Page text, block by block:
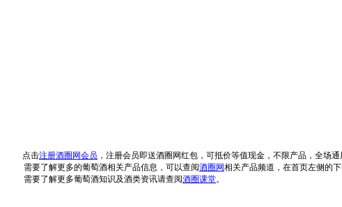
点击注册酒圈网会员 ，注册会员即送酒圈网红包，可抵价等值现金，不限产品，全场通
需要了解更多的葡萄酒相关产品信息，可以查阅酒圈网相关产品频道，在首页左侧的
需要了解更多葡萄酒知识及酒类资讯请查阅酒圈课堂。